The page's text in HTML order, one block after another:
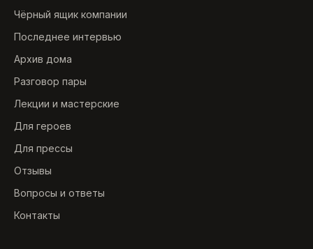
Чёрный ящик компании
Последнее интервью
Архив дома
Разговор пары
Лекции и мастерские
Для героев
Для прессы
Отзывы
Вопросы и ответы
Контакты